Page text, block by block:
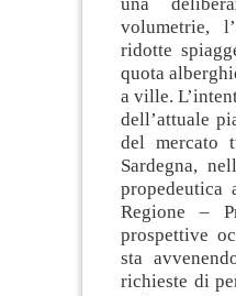
una
volumetrie,
ridotte
quota
a ville.
dell’attuale
del mercato
Sardegna,
Regione –
prospettive
sta
richieste di